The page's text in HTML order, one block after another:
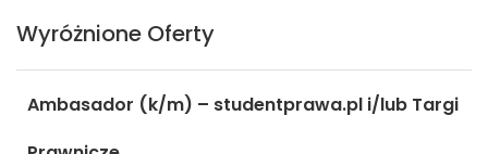
Wyróżnione Oferty
Ambasador (k/m) – studentprawa.pl i/lub Targi